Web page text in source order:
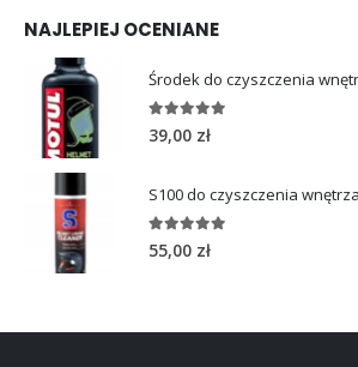
NAJLEPIEJ OCENIANE
5.00out of 5
39,00 zł
S100 do czyszczenia
5.00out of 5
55,00 zł